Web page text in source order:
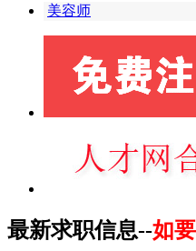
美容师
最新求职信息--如